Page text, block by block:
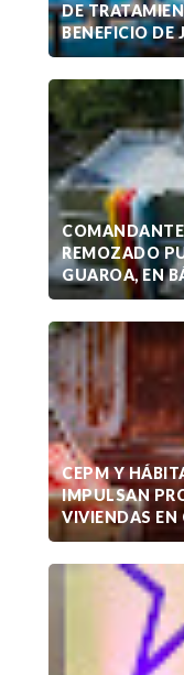
DE
BENEFICIO DE
COMANDANTE
REMOZADO
GUAROA, EN
CEPM Y
IMPULSAN
VIVIENDAS EN